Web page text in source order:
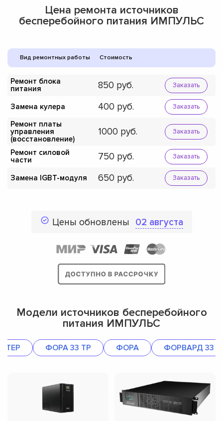
Цена ремонта источников
бесперебойного питания ИМПУЛЬС
Вид ремонтных работы Стоимость
Ремонт блока
питания
850 Заказать
Замена кулера 400 Заказать
Ремонт платы
управления
(восстановление)
1000 Заказать
Ремонт силовой
части
750 Заказать
Замена IGBT-модуля 650 Заказать
Цены обновлены 02 августа
Модели источников бесперебойного
питания ИМПУЛЬС
ФОРА 33 ТР ФОРА ФОРВАРД 33